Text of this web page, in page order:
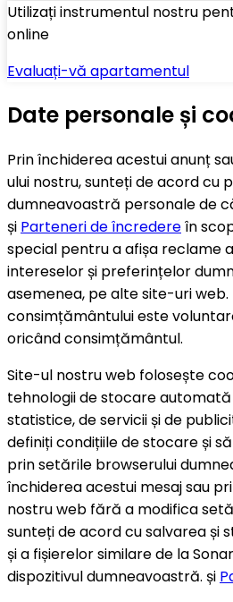
Utilizați instrumentul nostru
online
Evaluați-vă apartamentul
Date personale și
Prin închiderea acestui anunț
ului nostru, sunteți de acord cu
dumneavoastră personale de
și Parteneri de încredereîn
special pentru a afișa reclame
intereselor și preferințelor
asemenea, pe alte site-uri
consimțământului este
oricând consimțământul.
Site-ul nostru web folosește
tehnologii de stocare
statistice, de servicii și de
definiți condițiile de stocare și
prin setările browserului
închiderea acestui mesaj sau
nostru web fără a modifica
sunteți de acord cu salvarea și
și a fișierelor similare de la
dispozitivul dumneavoastră. și